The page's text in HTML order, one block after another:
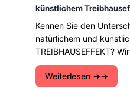
künstlichem
Kennen Sie den
natürlichem und
TREIBHAUSEFFEKT?
Weiterlesen →